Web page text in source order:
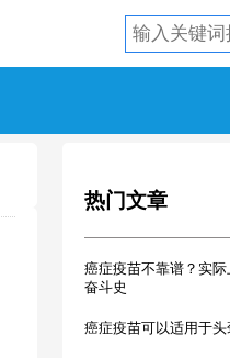
热门文章
癌症疫苗不靠谱？实
奋斗史
癌症疫苗可以适用于头